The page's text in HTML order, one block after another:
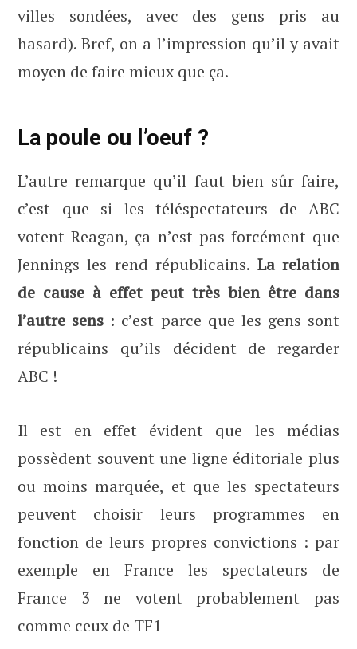
villes sondées, avec des gens pris au
hasard). Bref, on a l’impression qu’il y avait
moyen de faire mieux que ça.
La poule ou l’oeuf ?
L’autre remarque qu’il faut bien sûr faire,
c’est que si les téléspectateurs de ABC
votent Reagan, ça n’est pas forcément que
Jennings les rend républicains. La relation
de cause à effet peut très bien être dans
l’autre sens : c’est parce que les gens sont
républicains qu’ils décident de regarder
ABC !
Il est en effet évident que les médias
possèdent souvent une ligne éditoriale plus
ou moins marquée, et que les spectateurs
peuvent choisir leurs programmes en
fonction de leurs propres convictions : par
exemple en France les spectateurs de
France 3 ne votent probablement pas
comme ceux de TF1